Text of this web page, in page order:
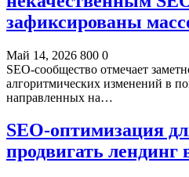
зафиксированы
Май 14, 2026 800 0
SEO-сообщество отмечает
алгоритмических изменений в
направленных на…
SEO-оптимизация
продвигать лендинг